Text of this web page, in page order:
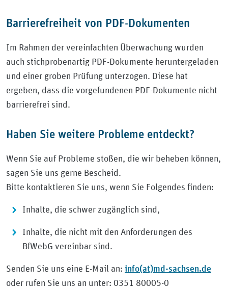
Barrierefreiheit von PDF-Dokumenten
Im Rahmen der vereinfachten Überwachung wurden
auch stichprobenartig PDF-Dokumente heruntergeladen
und einer groben Prüfung unterzogen. Diese hat
ergeben, dass die vorgefundenen PDF-Dokumente nicht
barrierefrei sind.
Haben Sie weitere Probleme entdeckt?
Wenn Sie auf Probleme stoßen, die wir beheben können,
sagen Sie uns gerne Bescheid.
Bitte kontaktieren Sie uns, wenn Sie Folgendes finden:
Inhalte, die schwer zugänglich sind,
Inhalte, die nicht mit den Anforderungen des
BfWebG vereinbar sind.
Senden Sie uns eine E-Mail an: info(at)md-sachsen.de
oder rufen Sie uns an unter: 0351 80005-0